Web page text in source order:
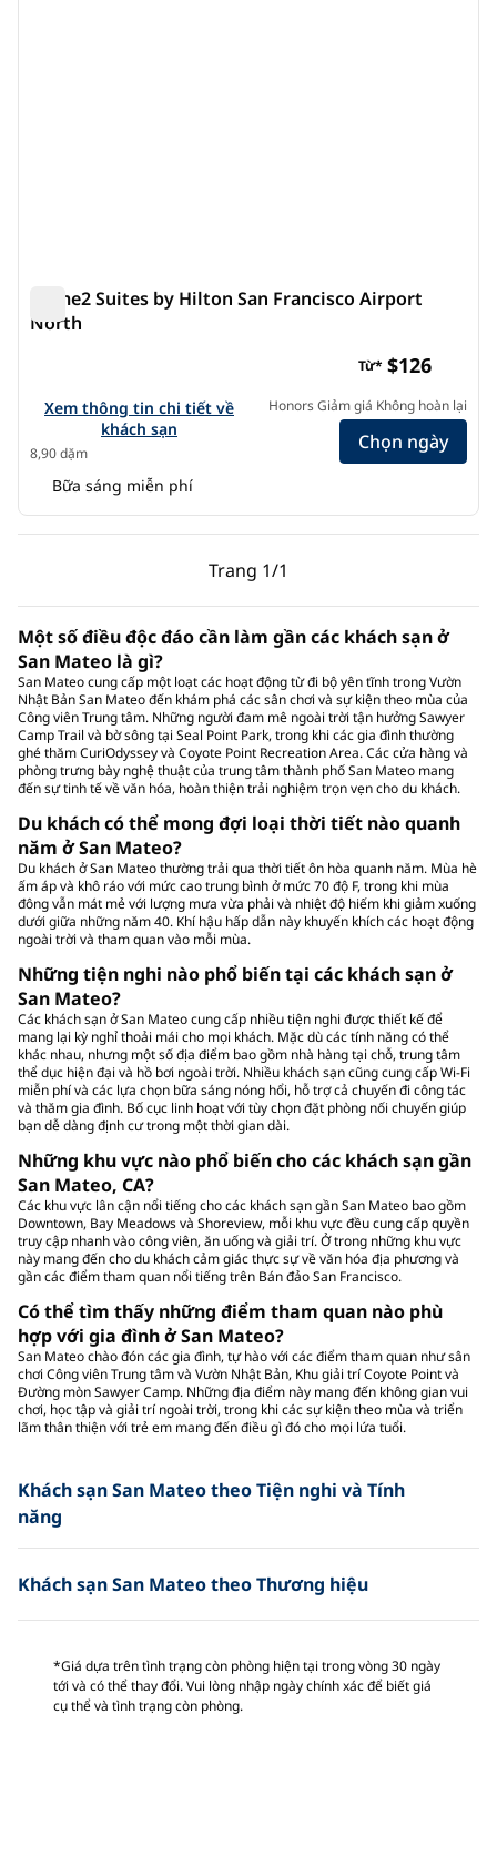
Home2 Suites by Hilton San Francisco Airport
North
Xem chi tiết khách sạn cho Home2 Suites by Hilton San
Xem thông tin chi tiết về
khách sạn
8,90 dặm
Từ* $126
Honors Giảm giá Không hoàn lại
Chọn ngày
Bữa sáng miễn phí
Trang 1/1
Trang trước, 1/1
Trang 1/1
Một số điều độc đáo cần làm gần các khách sạn ở
San Mateo là gì?
San Mateo cung cấp một loạt các hoạt động từ đi bộ yên tĩnh trong Vườn
Nhật Bản San Mateo đến khám phá các sân chơi và sự kiện theo mùa của
Công viên Trung tâm. Những người đam mê ngoài trời tận hưởng Sawyer
Camp Trail và bờ sông tại Seal Point Park, trong khi các gia đình thường
ghé thăm CuriOdyssey và Coyote Point Recreation Area. Các cửa hàng và
phòng trưng bày nghệ thuật của trung tâm thành phố San Mateo mang
đến sự tinh tế về văn hóa, hoàn thiện trải nghiệm trọn vẹn cho du khách.
Du khách có thể mong đợi loại thời tiết nào quanh
năm ở San Mateo?
Du khách ở San Mateo thường trải qua thời tiết ôn hòa quanh năm. Mùa hè
ấm áp và khô ráo với mức cao trung bình ở mức 70 độ F, trong khi mùa
đông vẫn mát mẻ với lượng mưa vừa phải và nhiệt độ hiếm khi giảm xuống
dưới giữa những năm 40. Khí hậu hấp dẫn này khuyến khích các hoạt động
ngoài trời và tham quan vào mỗi mùa.
Những tiện nghi nào phổ biến tại các khách sạn ở
San Mateo?
Các khách sạn ở San Mateo cung cấp nhiều tiện nghi được thiết kế để
mang lại kỳ nghỉ thoải mái cho mọi khách. Mặc dù các tính năng có thể
khác nhau, nhưng một số địa điểm bao gồm nhà hàng tại chỗ, trung tâm
thể dục hiện đại và hồ bơi ngoài trời. Nhiều khách sạn cũng cung cấp Wi-Fi
miễn phí và các lựa chọn bữa sáng nóng hổi, hỗ trợ cả chuyến đi công tác
và thăm gia đình. Bố cục linh hoạt với tùy chọn đặt phòng nối chuyến giúp
bạn dễ dàng định cư trong một thời gian dài.
Những khu vực nào phổ biến cho các khách sạn gần
San Mateo, CA?
Các khu vực lân cận nổi tiếng cho các khách sạn gần San Mateo bao gồm
Downtown, Bay Meadows và Shoreview, mỗi khu vực đều cung cấp quyền
truy cập nhanh vào công viên, ăn uống và giải trí. Ở trong những khu vực
này mang đến cho du khách cảm giác thực sự về văn hóa địa phương và
gần các điểm tham quan nổi tiếng trên Bán đảo San Francisco.
Có thể tìm thấy những điểm tham quan nào phù
hợp với gia đình ở San Mateo?
San Mateo chào đón các gia đình, tự hào với các điểm tham quan như sân
chơi Công viên Trung tâm và Vườn Nhật Bản, Khu giải trí Coyote Point và
Đường mòn Sawyer Camp. Những địa điểm này mang đến không gian vui
chơi, học tập và giải trí ngoài trời, trong khi các sự kiện theo mùa và triển
lãm thân thiện với trẻ em mang đến điều gì đó cho mọi lứa tuổi.
Khách sạn San Mateo theo Tiện nghi và Tính
năng
Khách sạn San Mateo theo Thương hiệu
*Giá dựa trên tình trạng còn phòng hiện tại trong vòng 30 ngày
tới và có thể thay đổi. Vui lòng nhập ngày chính xác để biết giá
cụ thể và tình trạng còn phòng.